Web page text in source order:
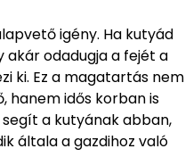
igény. Ha kutyád
akár odadugja a fejét a
ki. Ez a magatartás nem
hanem idős korban is
a kutyának abban,
általa a gazdihoz való